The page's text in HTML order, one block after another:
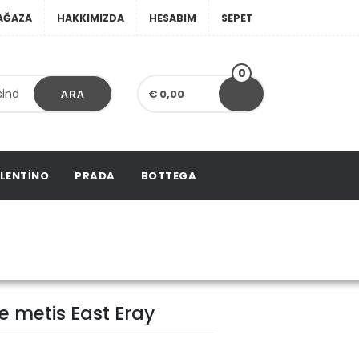
HAKKIMIZDA HESABIM SEPET
ARA € 0,00
0
PRADA BOTTEGA
metis East Eray